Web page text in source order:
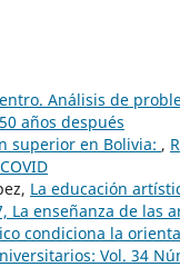
Análisis de
años después
superior en Bolivia: ,
La educación
La enseñanza de las
condiciona la
Vol. 34